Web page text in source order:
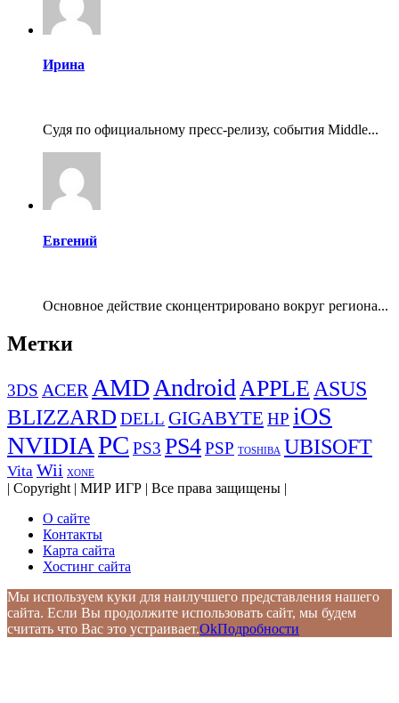
Ирина
Судя по официальному пресс-релизу, события Middle...
Евгений
Основное действие сконцентрировано вокруг региона...
Метки
3DS ACER AMD Android APPLE ASUS
BLIZZARD DELL GIGABYTE HP iOS
NVIDIAPC PS3 PS4PSP TOSHIBA UBISOFT
Vita Wii XONE
| Copyright | МИР ИГР | Все права защищены |
О сайте
Контакты
Карта сайта
Хостинг сайта
Мы используем куки для наилучшего представления нашего
сайта. Если Вы продолжите использовать сайт, мы будем
считать что Вас это устраивает.OkПодробности